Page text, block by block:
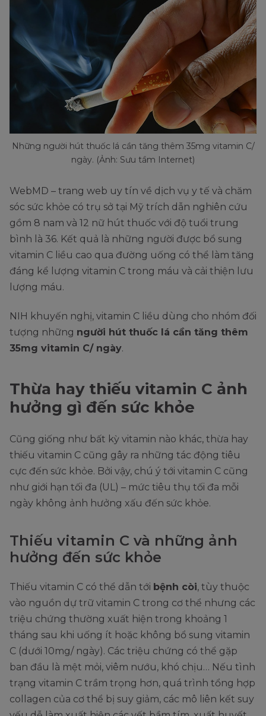
Những người hút thuốc lá cần tăng thêm 35mg vitamin C/
ngày. (Ảnh: Sưu tầm Internet)
WebMD – trang web uy tín về dịch vụ y tế và chăm
sóc sức khỏe có trụ sở tại Mỹ trích dẫn nghiên cứu
gồm 8 nam và 12 nữ hút thuốc với độ tuổi trung
bình là 36. Kết quả là những người được bổ sung
vitamin C liều cao qua đường uống có thể làm tăng
đáng kể lượng vitamin C trong máu và cải thiện lưu
lượng máu.
NIH khuyến nghị, vitamin C liều dùng cho nhóm đối
tượng những người hút thuốc lá cần tăng thêm
35mg vitamin C/ ngày.
Thừa hay thiếu vitamin C ảnh
hưởng gì đến sức khỏe
Cũng giống như bất kỳ vitamin nào khác, thừa hay
thiếu vitamin C cũng gây ra những tác động tiêu
cực đến sức khỏe. Bởi vậy, chú ý tới vitamin C cũng
như giới hạn tối đa (UL) – mức tiêu thụ tối đa mỗi
ngày không ảnh hưởng xấu đến sức khỏe.
Thiếu vitamin C và những ảnh
hưởng đến sức khỏe
Thiếu vitamin C có thể dẫn tới bệnh còi, tùy thuộc
vào nguồn dự trữ vitamin C trong cơ thể nhưng các
triệu chứng thường xuất hiện trong khoảng 1
tháng sau khi uống ít hoặc không bổ sung vitamin
C (dưới 10mg/ ngày). Các triệu chứng có thể gặp
ban đầu là mệt mỏi, viêm nướu, khó chịu… Nếu tình
trạng vitamin C trầm trọng hơn, quá trình tổng hợp
collagen của cơ thể bị suy giảm, các mô liên kết suy